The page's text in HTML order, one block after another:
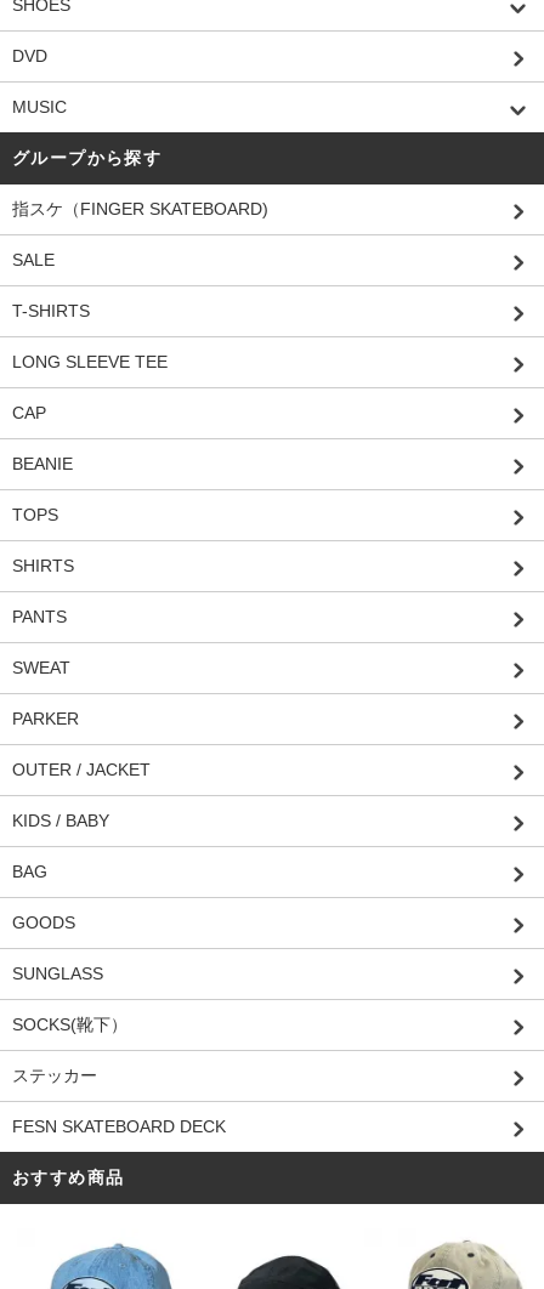
SHOES
DVD
MUSIC
グループから探す
指スケ（FINGER SKATEBOARD)
SALE
T-SHIRTS
LONG SLEEVE TEE
CAP
BEANIE
TOPS
SHIRTS
PANTS
SWEAT
PARKER
OUTER / JACKET
KIDS / BABY
BAG
GOODS
SUNGLASS
SOCKS(靴下）
ステッカー
FESN SKATEBOARD DECK
おすすめ商品